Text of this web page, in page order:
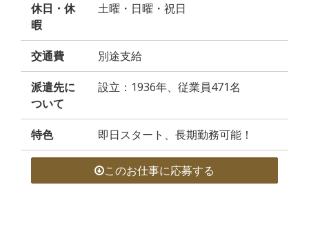
休日・休
暇
土曜・日曜・祝日
交通費 別途支給
派遣先に
ついて
設立：1936年、従業員471名
特色 即日スタート、長期勤務可能！
このお仕事に応募する